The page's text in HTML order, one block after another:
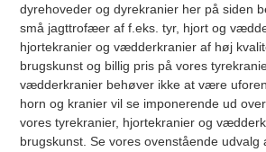
dyrehoveder og dyrekranier her på siden
små jagttrofæer af f.eks. tyr, hjort og
hjortekranier og vædderkranier af høj
brugskunst og billig pris på vores
vædderkranier behøver ikke at være
horn og kranier vil se imponerende ud
vores tyrekranier, hjortekranier og
brugskunst. Se vores ovenstående udvalg